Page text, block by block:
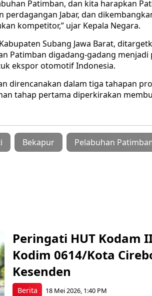
Patimban, dan kita harapkan
Jabar, dan
kompetitor,” ujar Kepala Negara.
Subang Jawa Barat,
Patimban digadang-gadang
ekspor otomotif Indonesia.
direncanakan dalam tiga tahapan
tahap pertama diperkirakan
Bekapur Pelabuhan
Berita
Peringati HUT Kodam
Kodim 0614/Kota
Kesenden
18 Mei 2026, 1:40 PM